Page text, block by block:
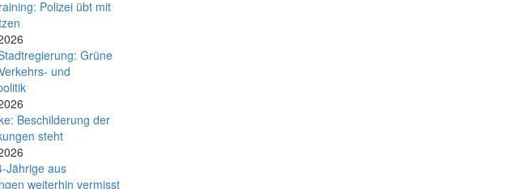
Poli­zei übt mit
Grüne
und
Beschilderung der
steht
Jährige aus
weiterhin vermisst